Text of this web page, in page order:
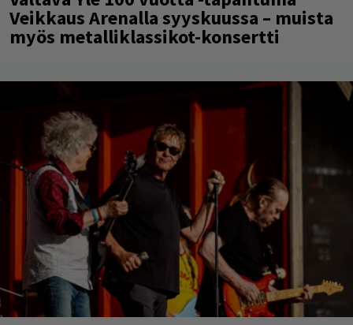
Veikkaus Arenalla syyskuussa – muista
myös metalliklassikot-konsertti